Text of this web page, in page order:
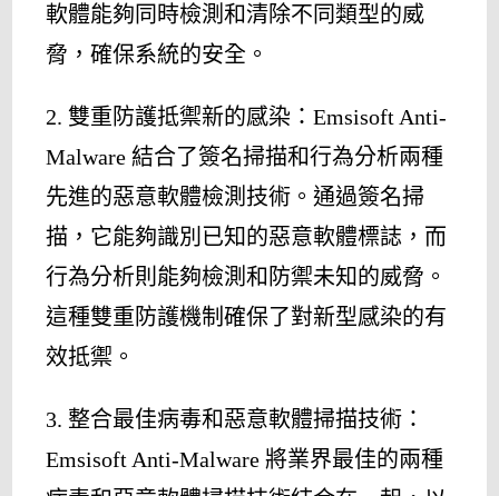
軟體能夠同時檢測和清除不同類型的威
脅，確保系統的安全。
2. 雙重防護抵禦新的感染：Emsisoft Anti-
Malware 結合了簽名掃描和行為分析兩種
先進的惡意軟體檢測技術。通過簽名掃
描，它能夠識別已知的惡意軟體標誌，而
行為分析則能夠檢測和防禦未知的威脅。
這種雙重防護機制確保了對新型感染的有
效抵禦。
3. 整合最佳病毒和惡意軟體掃描技術：
Emsisoft Anti-Malware 將業界最佳的兩種